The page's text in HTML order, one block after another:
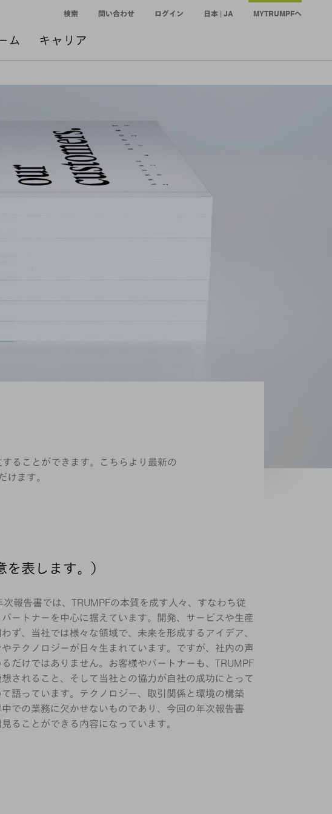
ム キャリア
検索 問い合わせ ログイン 日本 | JA MYTRUMPFへ
ることができます。こちらより最新の
ます。
表します。）
報告書では、TRUMPFの本質を成す人々、すなわち従
ートナーを中心に据えています。開発、サービスや生産
ず、当社では様々な領域で、未来を形成するアイデア、
テクノロジーが日々生まれています。ですが、社内の声
だけではありません。お客様やパートナーも、TRUMPF
されること、そして当社との協力が自社の成功にとって
語っています。テクノロジー、取引関係と環境の構築
での業務に欠かせないものであり、今回の年次報告書
ることができる内容になっています。